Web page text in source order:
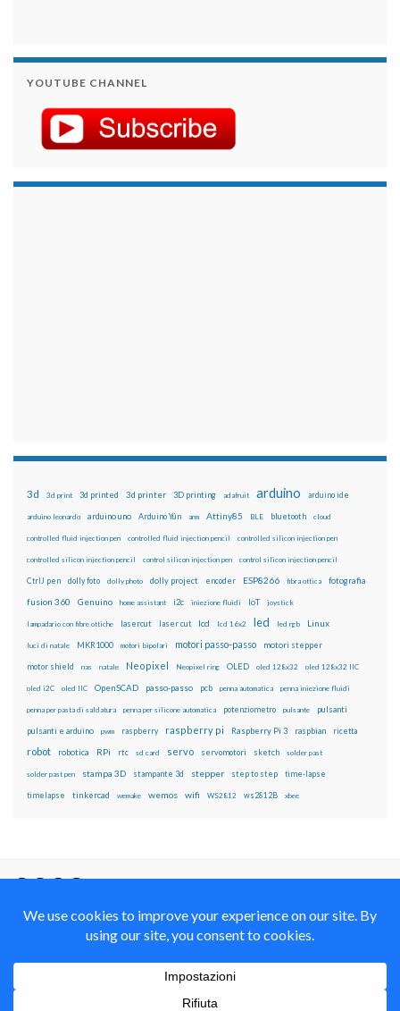
YOUTUBE CHANNEL
3d 3d print 3d printed 3d printer 3D printing adafruit arduino arduino ide
arduino leonardo arduino uno Arduino Yún arm Attiny85 BLE bluetooth cloud
controlled fluid injection pen controlled fluid injection pencil controlled silicon injection pen
controlled silicon injection pencil control silicon injection pen control silicon injection pencil
CtrlJ pen dolly foto dolly photo dolly project encoder ESP8266 fibra ottica fotografia
fusion 360 Genuino home assistant i2c iniezione fluidi IoT joystick
lampadario con fibre ottiche lasercut laser cut lcd lcd 16x2 led led rgb Linux
luci di natale MKR1000 motori bipolari motori passo-passo motori stepper
motor shield nas natale Neopixel Neopixel ring OLED oled 128x32 oled 128x32 IIC
oled i2C oled IIC OpenSCAD passo-passo pcb penna automatica penna iniezione fluidi
penna per pasta di saldatura penna per silicone automatica potenziometro pulsante pulsanti
pulsanti e arduino pwm raspberry raspberry pi Raspberry Pi 3 raspbian ricetta
robot robotica RPi rtc sd card servo servomotori sketch solder past
solder past pen stampa 3D stampante 3d stepper step to step time-lapse
timelapse tinkercad wemake wemos wifi WS2812 ws2812B xbee
Alike 4.0 International